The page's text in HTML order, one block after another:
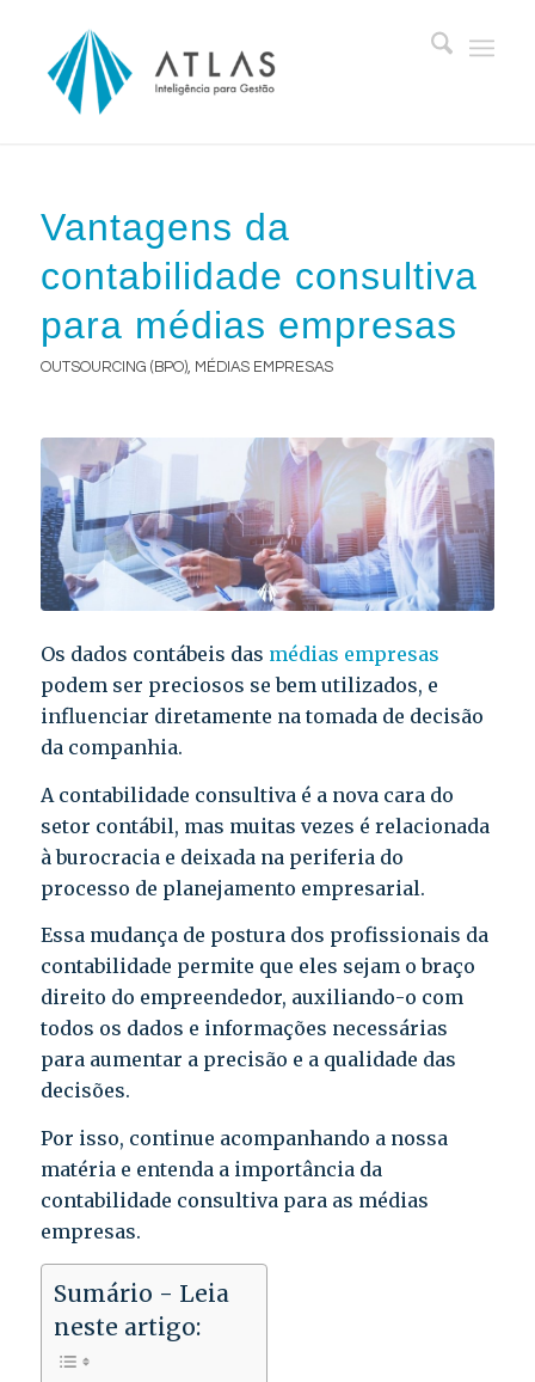
Vantagens da
contabilidade consultiva
para médias empresas
OUTSOURCING (BPO), MÉDIAS EMPRESAS
Os dados contábeis das médias empresas
podem ser preciosos se bem utilizados, e
influenciar diretamente na tomada de decisão
da companhia.
A contabilidade consultiva é a nova cara do
setor contábil, mas muitas vezes é relacionada
à burocracia e deixada na periferia do
processo de planejamento empresarial.
Essa mudança de postura dos profissionais da
contabilidade permite que eles sejam o braço
direito do empreendedor, auxiliando-o com
todos os dados e informações necessárias
para aumentar a precisão e a qualidade das
decisões.
Por isso, continue acompanhando a nossa
matéria e entenda a importância da
contabilidade consultiva para as médias
empresas.
Sumário - Leia
neste artigo: